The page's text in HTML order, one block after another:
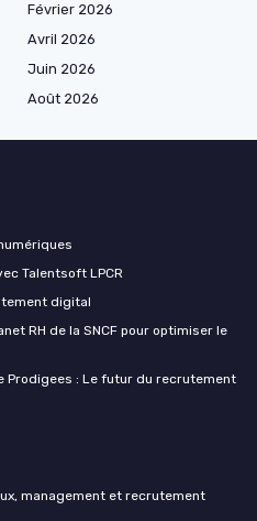
Février 2026
Avril 2026
Juin 2026
Août 2026
Talentsoft LPCR
digital
RH de la SNCF pour optimiser le
Prodigees : Le futur du recrutement
management et recrutement